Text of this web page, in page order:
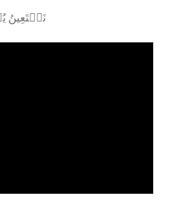
نَسۡتَعِينُ